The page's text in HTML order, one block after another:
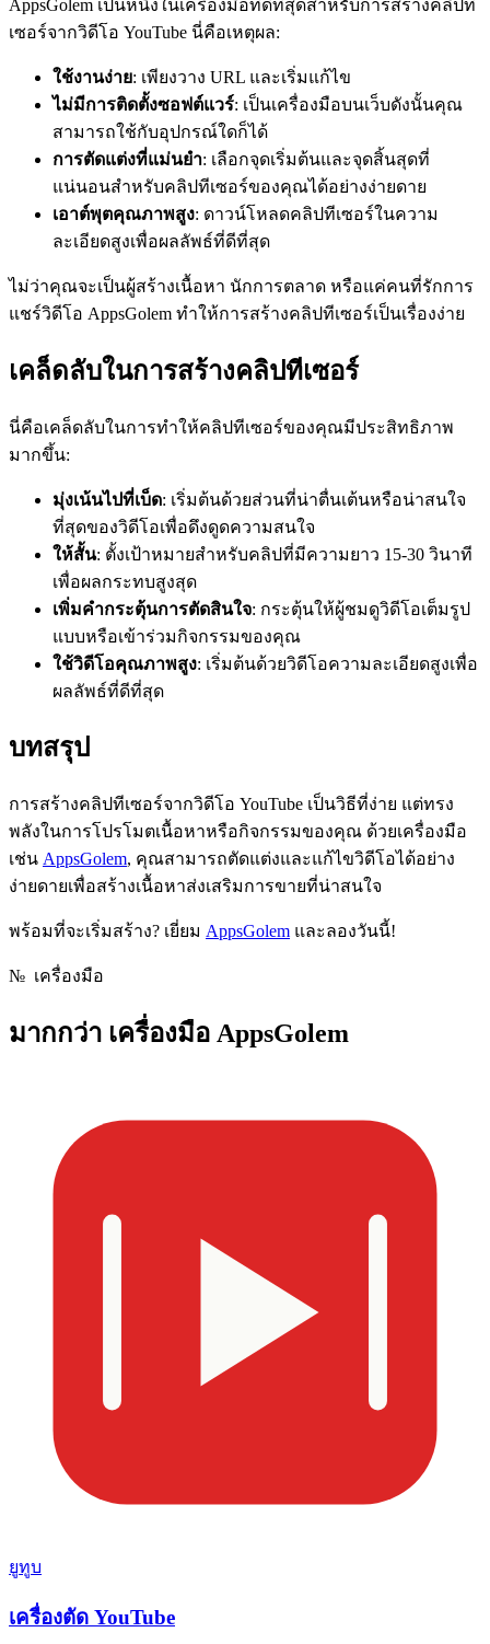
AppsGolem เป็นหนึ่งในเครื่องมือที่ดีที่สุดสําหรับการสร้างคลิปที
เซอร์จากวิดีโอ YouTube นี่คือเหตุผล:
ใช้งานง่าย: เพียงวาง URL และเริ่มแก้ไข
ไม่มีการติดตั้งซอฟต์แวร์: เป็นเครื่องมือบนเว็บดังนั้นคุณ
สามารถใช้กับอุปกรณ์ใดก็ได้
การตัดแต่งที่แม่นยำ: เลือกจุดเริ่มต้นและจุดสิ้นสุดที่
แน่นอนสำหรับคลิปทีเซอร์ของคุณได้อย่างง่ายดาย
เอาต์พุตคุณภาพสูง: ดาวน์โหลดคลิปทีเซอร์ในความ
ละเอียดสูงเพื่อผลลัพธ์ที่ดีที่สุด
ไม่ว่าคุณจะเป็นผู้สร้างเนื้อหา นักการตลาด หรือแค่คนที่รักการ
แชร์วิดีโอ AppsGolem ทําให้การสร้างคลิปทีเซอร์เป็นเรื่องง่าย
เคล็ดลับในการสร้างคลิปทีเซอร์
นี่คือเคล็ดลับในการทำให้คลิปทีเซอร์ของคุณมีประสิทธิภาพ
มากขึ้น:
มุ่งเน้นไปที่เบ็ด: เริ่มต้นด้วยส่วนที่น่าตื่นเต้นหรือน่าสนใจ
ที่สุดของวิดีโอเพื่อดึงดูดความสนใจ
ให้สั้น: ตั้งเป้าหมายสำหรับคลิปที่มีความยาว 15-30 วินาที
เพื่อผลกระทบสูงสุด
เพิ่มคำกระตุ้นการตัดสินใจ: กระตุ้นให้ผู้ชมดูวิดีโอเต็มรูป
แบบหรือเข้าร่วมกิจกรรมของคุณ
ใช้วิดีโอคุณภาพสูง: เริ่มต้นด้วยวิดีโอความละเอียดสูงเพื่อ
ผลลัพธ์ที่ดีที่สุด
บทสรุป
การสร้างคลิปทีเซอร์จากวิดีโอ YouTube เป็นวิธีที่ง่าย แต่ทรง
พลังในการโปรโมตเนื้อหาหรือกิจกรรมของคุณ ด้วยเครื่องมือ
เช่น AppsGolem, คุณสามารถตัดแต่งและแก้ไขวิดีโอได้อย่าง
ง่ายดายเพื่อสร้างเนื้อหาส่งเสริมการขายที่น่าสนใจ
พร้อมที่จะเริ่มสร้าง? เยี่ยม AppsGolem และลองวันนี้!
№ เครื่องมือ
มากกว่า เครื่องมือ AppsGolem
ยูทูบ
เครื่องตัด YouTube